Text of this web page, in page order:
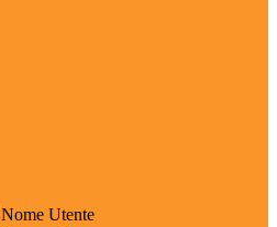
Nome Utente